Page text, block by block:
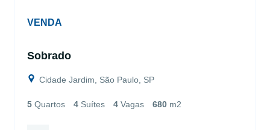
VENDA
Sobrado
Cidade Jardim, São Paulo, SP
5 Quartos 4 Suítes 4 Vagas 680 m2